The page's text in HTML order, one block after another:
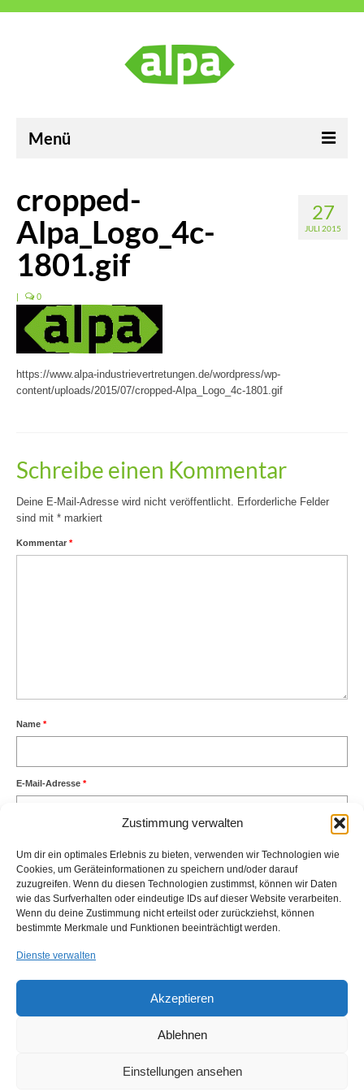
Zustimmung verwalten
Um dir ein optimales Erlebnis zu bieten, verwenden wir Technologien wie
Cookies, um Geräteinformationen zu speichern und/oder darauf
zuzugreifen. Wenn du diesen Technologien zustimmst, können wir Daten
wie das Surfverhalten oder eindeutige IDs auf dieser Website verarbeiten.
Wenn du deine Zustimmung nicht erteilst oder zurückziehst, können
bestimmte Merkmale und Funktionen beeinträchtigt werden.
Dienste verwalten
Akzeptieren
Ablehnen
Einstellungen ansehen
Menü
Karriere
Neuigkeiten
Impressum
27
JULI 2015
cropped-
Alpa_Logo_4c-
1801.gif
| 0
https://www.alpa-industrievertretungen.de/wordpress/wp-
content/uploads/2015/07/cropped-Alpa_Logo_4c-1801.gif
Schreibe einen Kommentar
Deine E-Mail-Adresse wird nicht veröffentlicht. Erforderliche Felder
sind mit * markiert
Kommentar *
Name *
E-Mail-Adresse *
Diese Website verwendet Akismet, um Spam zu reduzieren.
wie deine Kommentardaten verarbeitet werden.
Anfahrt Cookie-Richtlinie (EU)